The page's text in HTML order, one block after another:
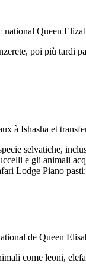
poi più tardi
selvatiche,
e gli animali
Lodge Piano
come leoni,